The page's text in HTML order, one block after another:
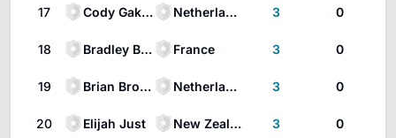
17 Cody Gakpo Netherlands 3 0
18 Bradley Barcola France 3 0
19 Brian Brobbey Netherlands 3 0
20 Elijah Just New Zealand 3 0